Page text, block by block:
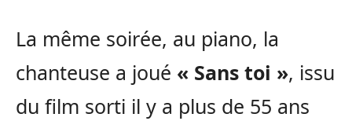
La même soirée, au piano, la
chanteuse a joué « Sans toi », issu
du film sorti il y a plus de 55 ans